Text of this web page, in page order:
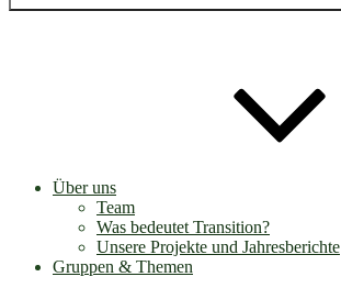
Über uns
Team
Was bedeutet Transition?
Unsere Projekte und Jahresberichte
Gruppen & Themen